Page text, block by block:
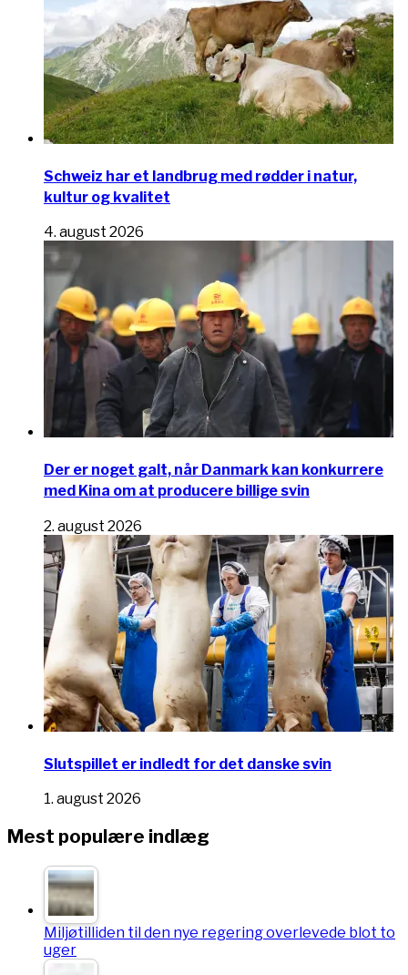
Schweiz har et landbrug med rødder i natur,
kultur og kvalitet
4. august 2026
Der er noget galt, når Danmark kan konkurrere
med Kina om at producere billige svin
2. august 2026
Slutspillet er indledt for det danske svin
1. august 2026
Mest populære indlæg
Miljøtilliden til den nye regering overlevede blot to
uger